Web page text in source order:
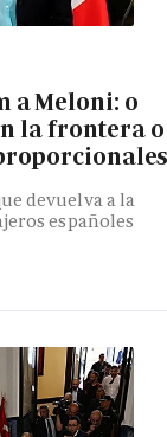
a Meloni: o
la frontera o
devuelva a la
españoles